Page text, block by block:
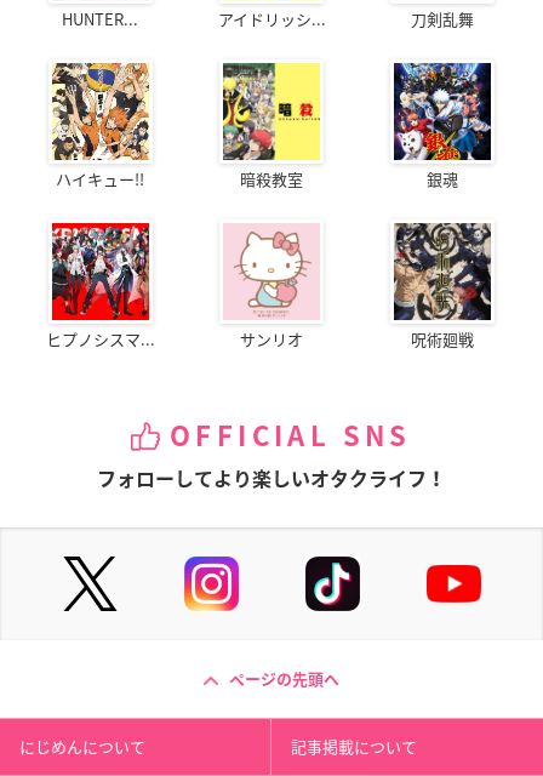
HUNTER... アイドリッシ... 刀剣乱舞
ハイキュー!! 暗殺教室 銀魂
ヒプノシスマ... サンリオ 呪術廻戦
OFFICIAL SNS
フォローしてより楽しいオタクライフ！
ページの先頭へ
にじめんについて 記事掲載について